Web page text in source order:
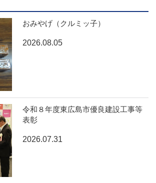
おみやげ（クルミッ子）
2026.08.05
令和８年度東広島市優良建設工事等
表彰
2026.07.31